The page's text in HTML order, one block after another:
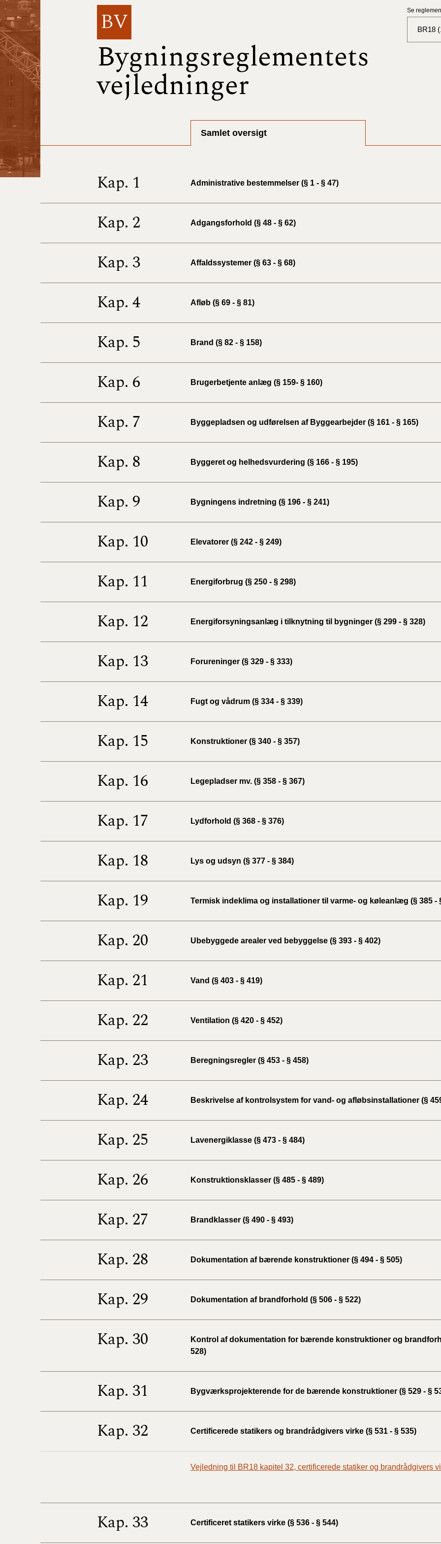
BV
Bygningsreglementets
vejledninger
Se
BR18
BR18
2022)
BR18
BR15
Samlet oversigt
Kap. 1 Administrative bestemmelser (§ 1 - § 47)
Kap. 2 Adgangsforhold (§ 48 - § 62)
Kap. 3 Affaldssystemer (§ 63 - § 68)
Kap. 4 Afløb (§ 69 - § 81)
Kap. 5 Brand (§ 82 - § 158)
Kap. 6 Brugerbetjente anlæg (§ 159- § 160)
Kap. 7 Byggepladsen og udførelsen af Byggearbejder (§ 161 - § 165)
Kap. 8 Byggeret og helhedsvurdering (§ 166 - § 195)
Kap. 9 Bygningens indretning (§ 196 - § 241)
Kap. 10 Elevatorer (§ 242 - § 249)
Kap. 11 Energiforbrug (§ 250 - § 298)
Kap. 12 Energiforsyningsanlæg i tilknytning til bygninger (§ 299 - § 328)
Kap. 13 Forureninger (§ 329 - § 333)
Kap. 14 Fugt og vådrum (§ 334 - § 339)
Kap. 15 Konstruktioner (§ 340 - § 357)
Kap. 16 Legepladser mv. (§ 358 - § 367)
Kap. 17 Lydforhold (§ 368 - § 376)
Kap. 18 Lys og udsyn (§ 377 - § 384)
Kap. 19 Termisk indeklima og installationer til varme- og køleanlæg (§ 385 -
Kap. 20 Ubebyggede arealer ved bebyggelse (§ 393 - § 402)
Kap. 21 Vand (§ 403 - § 419)
Kap. 22 Ventilation (§ 420 - § 452)
Kap. 23 Beregningsregler (§ 453 - § 458)
Kap. 24 Beskrivelse af kontrolsystem for vand- og afløbsinstallationer (§
Kap. 25 Lavenergiklasse (§ 473 - § 484)
Kap. 26 Konstruktionsklasser (§ 485 - § 489)
Kap. 27 Brandklasser (§ 490 - § 493)
Kap. 28 Dokumentation af bærende konstruktioner (§ 494 - § 505)
Kap. 29 Dokumentation af brandforhold (§ 506 - § 522)
Kap. 30
Kontrol af dokumentation for bærende konstruktioner og
528)
Kap. 31 Bygværksprojekterende for de bærende konstruktioner (§ 529 - §
Kap. 32 Certificerede statikers og brandrådgivers virke (§ 531 - § 535)
Vejledning til BR18 kapitel 32, certificerede statiker og brandrådgivers
Kap. 33 Certificeret statikers virke (§ 536 - § 544)